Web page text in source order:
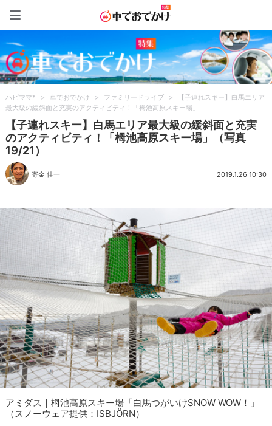
ハピママ* > 車でおでかけ > ファミリードライブ >
【子連れスキー】白馬エリア
最大級の緩斜面と充実のアクティビティ！「栂池高原スキー場」
【子連れスキー】白馬エリア最大級の緩斜面と充実
のアクティビティ！「栂池高原スキー場」（写真
19/21）
寄金 佳一 2019.1.26 10:30
アミダス｜栂池高原スキー場「白馬つがいけSNOW WOW！」
（スノーウェア提供：ISBJÖRN）